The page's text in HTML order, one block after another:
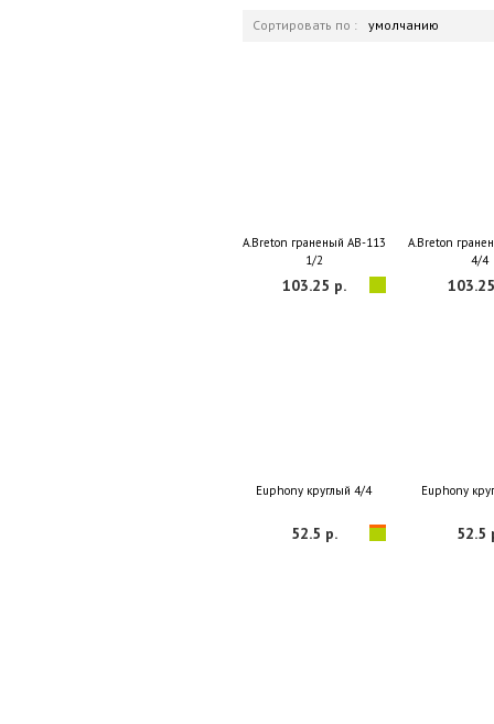
Сортировать по : умолчанию
A.Breton граненый AB-113
1/2
103.25 р.
A.Breton
4/4
Euphony круглый 4/4
52.5 р.
Euphony
52.5